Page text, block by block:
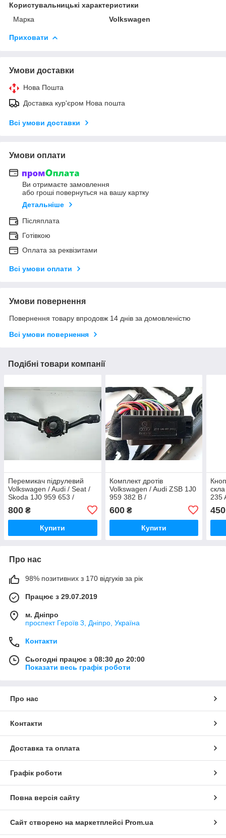
Користувальницькі характеристики
Марка
Volkswagen
Приховати
Умови доставки
Нова Пошта
Доставка кур'єром Нова пошта
Всі умови доставки
Умови оплати
Ви отримаєте замовлення
або гроші повернуться на вашу картку
Детальніше
Післяплата
Готівкою
Оплата за реквізитами
Всі умови оплати
Умови повернення
Повернення товару впродовж 14 днів за домовленістю
Всі умови повернення
Подібні товари компанії
Перемикач підрулевий
Volkswagen / Audi / Seat /
Skoda 1J0 959 653 /
1J0959653 / L03 / 4B0 953
503 H / 4B0953503H / 8L0
953 513 J
800 ₴
Купити
Комплект дротів
Volkswagen / Audi ZSB 1J0
959 382 B /
600₴
Купити
235
959
B
450
Про нас
98% позитивних з 170 відгуків за рік
Працює з 29.07.2019
м. Дніпро
проспект Героїв 3, Дніпро, Україна
Контакти
Сьогодні працює з 08:30 до 20:00
Показати весь графік роботи
Про нас
Контакти
Доставка та оплата
Графік роботи
Повна версія сайту
Сайт створено на маркетплейсі Prom.ua